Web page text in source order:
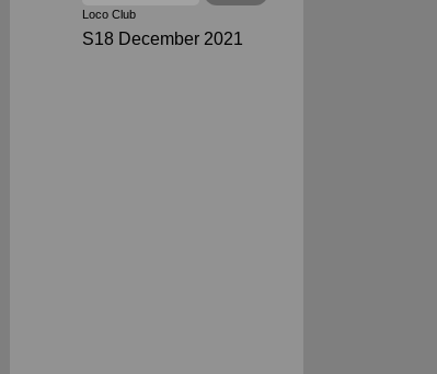
Loco Club
S18 December 2021